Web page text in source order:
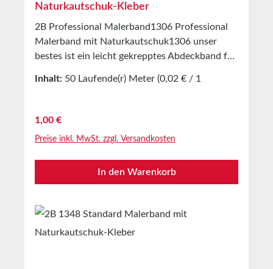
Naturkautschuk-Kleber
2B Professional Malerband1306 Professional
Malerband mit Naturkautschuk1306 unser
bestes ist ein leicht gekrepptes Abdeckband für
Ausgestattet mit einer
leicht dehnbares Malerband. Sauberes und
entfernen.AnwendungenHerstellung von
Abdeckmasken im Innen und
AußenbereichTechnische
zu 12 Monaten nach Lieferung in ungeöffneten
Originalkartons bei 20°C und 50% relativer
Inhalt: 50 Laufende(r) Meter (0,02 € / 1
Regulärer Preis:
1,00 €
Preise inkl. MwSt. zzgl. Versandkosten
In den Warenkorb